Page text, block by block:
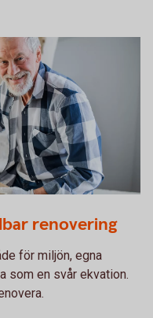
renovering
för miljön, egna
som en svår ekvation.